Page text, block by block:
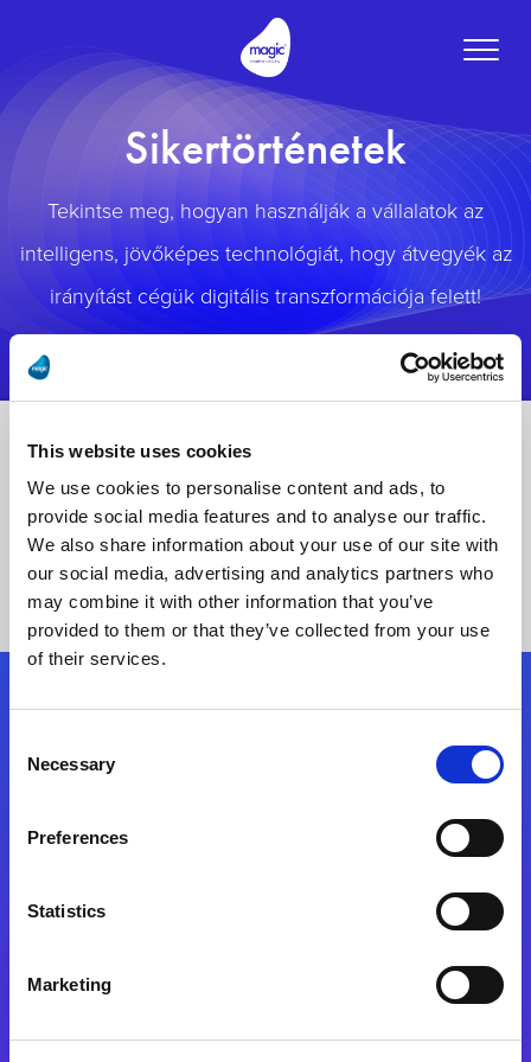
This website uses cookies
We use cookies to personalise content and ads, to
provide social media features and to analyse our traffic.
We also share information about your use of our site with
our social media, advertising and analytics partners who
may combine it with other information that you’ve
provided to them or that they’ve collected from your use
of their services.
Selection
Necessary
Preferences
Statistics
Marketing
Toggle
Sikertörténetek
Tekintse meg, hogyan használják a vállalatok az
intelligens, jövőképes technológiát, hogy átvegyék az
irányítást cégük digitális transzformációja felett!
Kövessen minket!